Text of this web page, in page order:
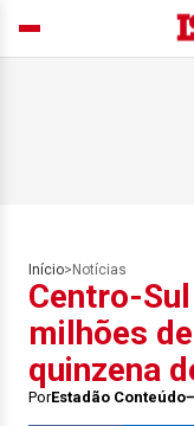
Início> Notícias
Centro-
milhões
quinzena
PorEstadão Conteúdo